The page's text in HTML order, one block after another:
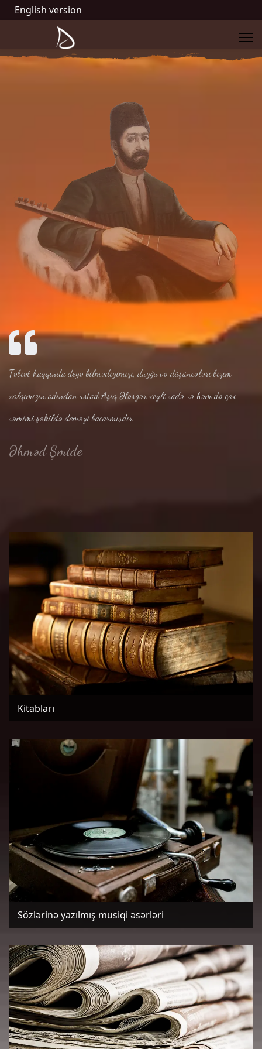
English version
Təbiət haqqında deyə bilmədiyimizi, duyğu və düşüncələri bizim
xalqımızın adından ustad Aşıq Ələsgər xeyli sadə və həm də çox
səmimi şəkildə deməyi bacarmışdır
Əhməd Şmide
Kitabları
Sözlərinə yazılmış musiqi əsərləri